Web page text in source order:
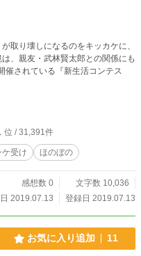
取り壊しになるのをキッカケに、
、親友・武林賢太郎との関係にも
位 / 31,391件
ケ受け ほのぼの
感想数 0
文字数 10,036
2019.07.13
登録日 2019.07.13
お気に入り追加 11